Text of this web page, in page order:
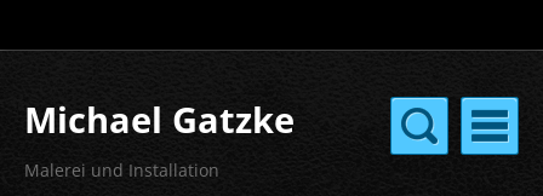
Michael Gatzke
Malerei und Installation